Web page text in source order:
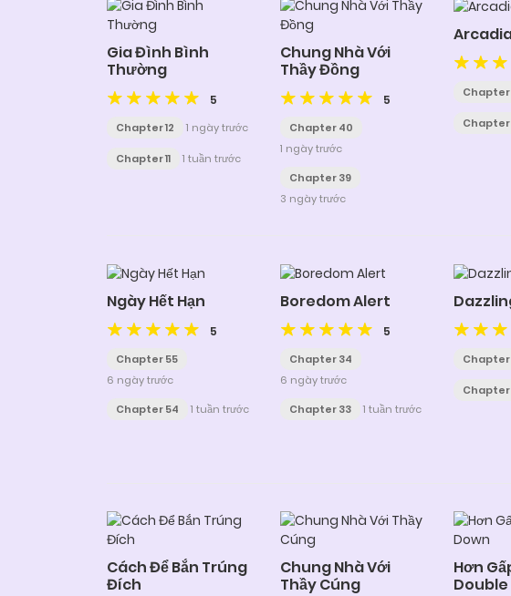
Gia Đình Bình
Thường
5
Chapter 12 1 ngày trước
Chapter 11 1 tuần trước
Chung Nhà Với
Thầy Đồng
5
Chapter 40
1 ngày trước
Chapter 39
3 ngày trước
Chapter
Chapter
Ngày Hết Hạn
5
Chapter 55
6 ngày trước
Chapter 54
1 tuần trước
Boredom Alert
5
Chapter 34
6 ngày trước
Chapter 33
1 tuần trước
Chapter
Chapter
Cách Để Bắn Trúng
Đích
Chung Nhà Với
Thầy Cúng
Hơn